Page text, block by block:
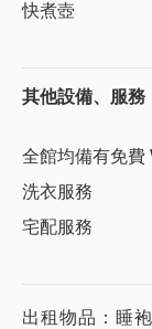
快煮壺
其他設備、服務
全館均備有免費
洗衣服務
宅配服務
出租物品：睡